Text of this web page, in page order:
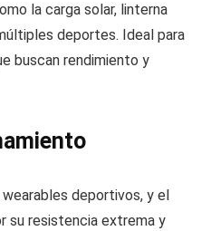
la carga solar, linterna
deportes. Ideal para
buscan rendimiento y
deportivos, y el
su resistencia extrema y